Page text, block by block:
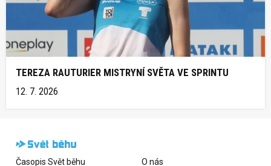
TEREZA RAUTURIER MISTRYNÍ SVĚTA VE SPRINTU
12. 7. 2026
Časopis Svět běhu O nás